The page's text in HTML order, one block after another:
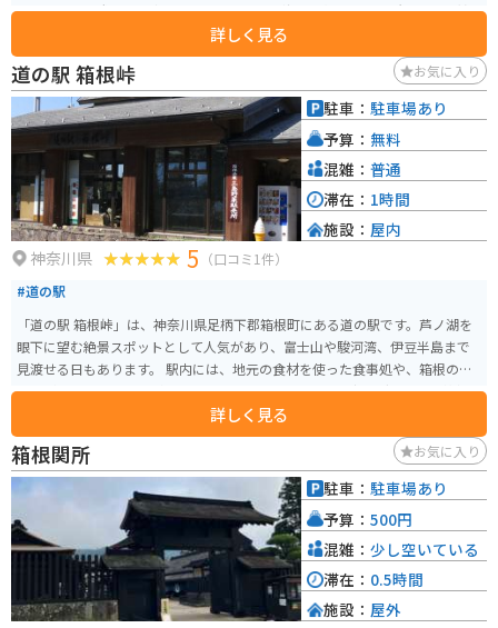
ンもあるので犬連れの方にもおすすめです。海を一望できる場所もあり、甘
くておいしいみかんを食べながらとてもリフレッシュできます。
詳しく見る
道の駅 箱根峠 お気に入り
神奈川県 5 （口コミ1件）
#道の駅
「道の駅 箱根峠」は、神奈川県足柄下郡箱根町にある道の駅です。芦ノ湖を
眼下に望む絶景スポットとして人気があり、富士山や駿河湾、伊豆半島まで
見渡せる日もあります。 駅内には、地元の食材を使った食事処や、箱根のお
土産がそろうショップがあります。特におすすめは、ご当地グルメの「箱根
山賊うどん」です。太くてコシのある麺と、地元産の野菜やキノコをたっぷ
り使った温かい一品です。 バイクで訪れる際は、駐車場からの眺めが最高な
ので、ぜひ愛車を停めて絶景を楽しんでください。また、周辺にはワインデ
ィングロードが続くため、ツーリングスポットとしてもおすすめです。 【そ
の他情報】 * 住所: 神奈川県足柄下郡箱根町箱根峠1-4 * 電話番号: 0460-83-61
22 * 営業時間: 9:00～17:00 (季節変動あり) * 定休日: 年中無休 (施設により異
なる場合あり)
詳しく見る
駐車： 駐車場あり
予算： 無料
混雑： 普通
滞在： 1時間
施設： 屋内
箱根関所 お気に入り
駐車： 駐車場あり
予算： 500円
混雑： 少し空いている
滞在： 0.5時間
施設： 屋外